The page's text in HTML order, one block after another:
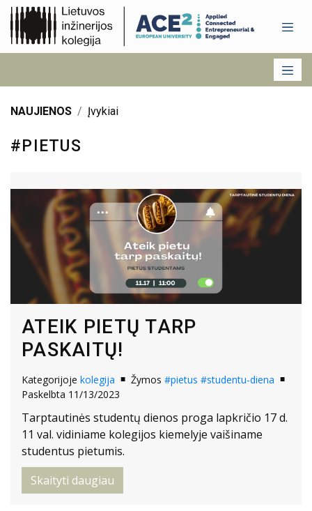
NAUJIENOS Įvykiai
#PIETUS
ATEIK PIETŲ TARP
PASKAITŲ!
Kategorijoje kolegija Žymos #pietus #studentu-diena
Paskelbta 11/13/2023
Tarptautinės studentų dienos proga lapkričio 17 d.
11 val. vidiniame kolegijos kiemelyje vaišiname
studentus pietumis.
Skaityti daugiau